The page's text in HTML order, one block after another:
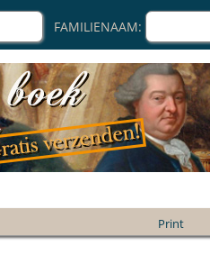
FAMILIENAAM:
Print